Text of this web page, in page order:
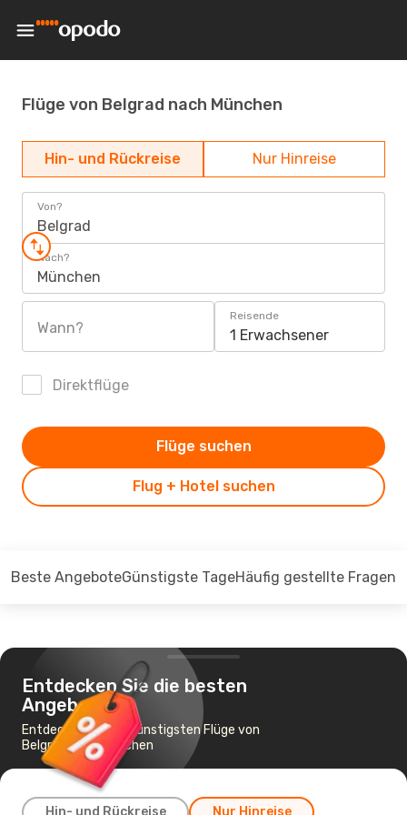
Flüge von Belgrad nach München
Hin- und Rückreise Nur Hinreise
Von?
Belgrad
Nach?
München
Wann?
Reisende
1 Erwachsener
Direktflüge
Flug + Hotel suchen
Flüge suchen
Beste AngeboteGünstigste TageHäufig gestellte Fragen
Entdecken Sie die besten
Angebote
Entdecken Sie die günstigsten Flüge von
Belgrad nach München
Hin- und Rückreise Nur Hinreise